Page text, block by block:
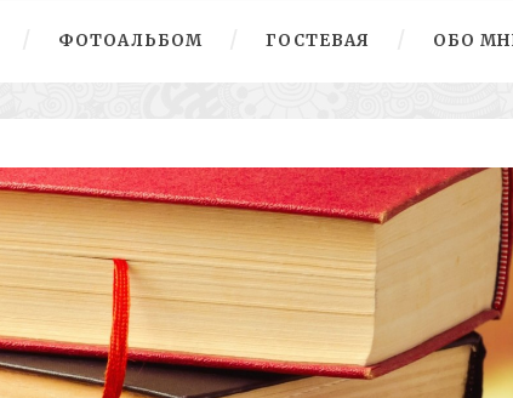
ФОТОАЛЬБОМ ГОСТЕВАЯ ОБО